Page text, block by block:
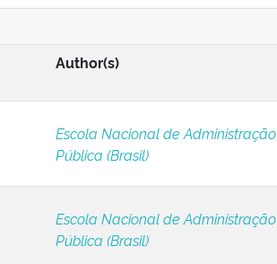
Author(s)
Escola Nacional de Administração
Pública (Brasil)
Escola Nacional de Administração
Pública (Brasil)